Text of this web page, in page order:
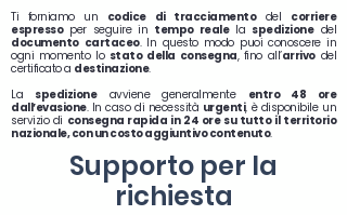
Ti forniamo un codice di tracciamentodel corriere
espressoper seguire in tempo realela spedizionedel
documento cartaceo. In questo modo puoi conoscere in
ogni momento lo stato della consegna, fino all’arrivodel
certificato a destinazione.
La spedizioneavviene generalmente entro 48 ore
dall’evasione. In caso di necessità urgenti, è disponibile un
servizio di consegna rapida in 24 ore su tutto il territorio
nazionale, con un costo aggiuntivo contenuto.
Supporto per la
richiesta